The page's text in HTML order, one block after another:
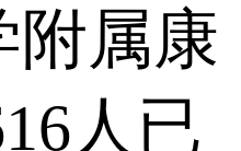
附属康
人已